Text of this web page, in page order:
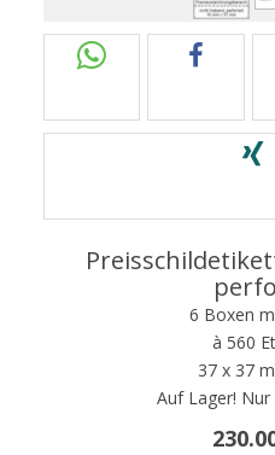
6 Boxen
à 560
37 x 37
Auf Lager! Nur